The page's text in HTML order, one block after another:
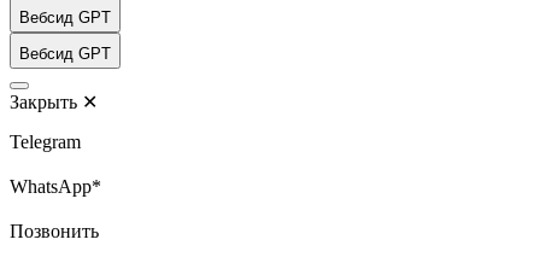
Вебсид GPT
Вебсид GPT
Закрыть ✕
Telegram
WhatsApp*
Позвонить